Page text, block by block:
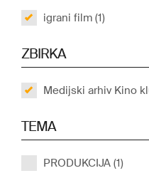
igrani film (1)
ZBIRKA
Medijski arhiv Kino
TEMA
PRODUKCIJA (1)